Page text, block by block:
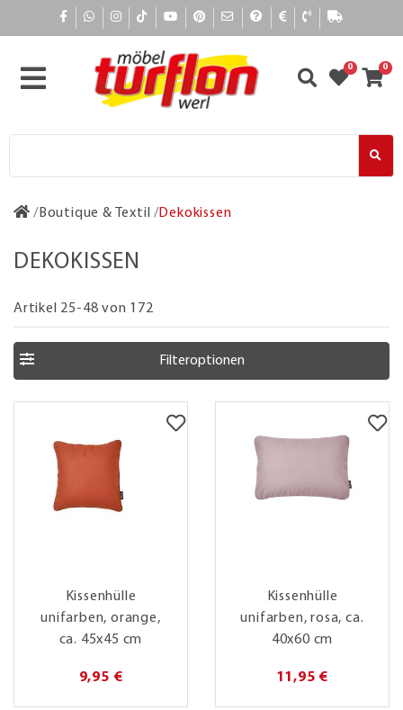
0 0
Boutique & Textil Dekokissen
DEKOKISSEN
Artikel 25-48 von 172
Filteroptionen
Kissenhülle
unifarben, orange,
ca. 45x45 cm
9,95 €
Kissenhülle
unifarben, rosa, ca.
40x60 cm
11,95 €